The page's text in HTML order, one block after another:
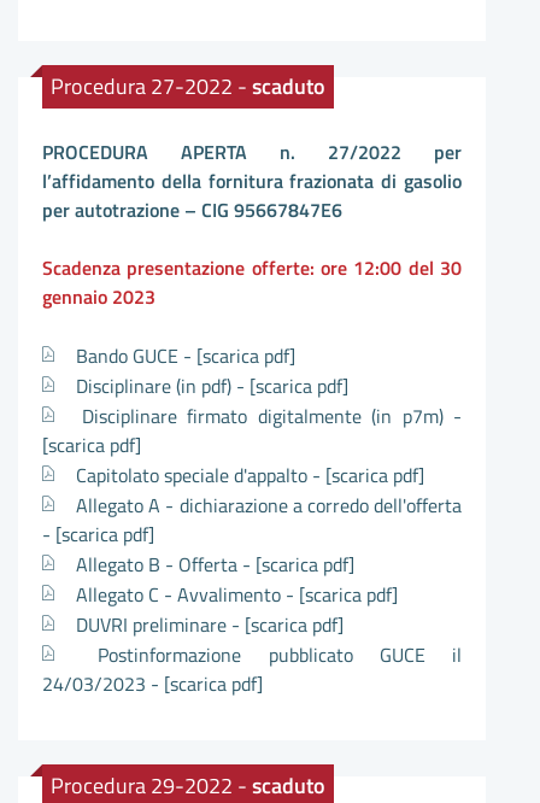
Procedura 27-2022 -scaduto
PROCEDURA APERTA n. 27/2022 per
l’affidamento della fornitura frazionata di gasolio
per autotrazione – CIG 95667847E6
Scadenza presentazione offerte: ore 12:00 del 30
gennaio 2023
Bando GUCE - [scarica pdf]
Disciplinare (in pdf) - [scarica pdf]
Disciplinare firmato digitalmente (in p7m) -
[scarica pdf]
Capitolato speciale d'appalto - [scarica pdf]
Allegato A - dichiarazione a corredo dell'offerta
- [scarica pdf]
Allegato B - Offerta - [scarica pdf]
Allegato C - Avvalimento - [scarica pdf]
DUVRI preliminare - [scarica pdf]
Postinformazione pubblicato GUCE il
24/03/2023 - [scarica pdf]
Procedura 29-2022 -scaduto